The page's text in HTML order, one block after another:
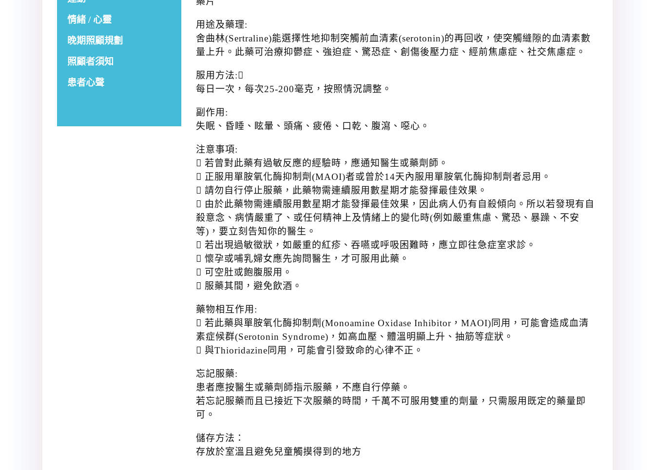
情緒 / 心靈
晚期照顧規劃
照顧者須知
患者心聲
用途及藥理:
舍曲林(Sertraline)能選擇性地抑制突觸前血清素(serotonin)的再回收，使突觸縫隙的血清素數
量上升。此藥可治療抑鬱症、強迫症、驚恐症、創傷後壓力症、經前焦慮症、社交焦慮症。
服用方法:
每日一次，每次25-200毫克，按照情況調整。
副作用:
失眠、昏睡、眩暈、頭痛、疲倦、口乾、腹瀉、噁心。
注意事項:
 若曾對此藥有過敏反應的經驗時，應通知醫生或藥劑師。
 正服用單胺氧化酶抑制劑(MAOI)者或曾於14天內服用單胺氧化酶抑制劑者忌用。
 請勿自行停止服藥，此藥物需連續服用數星期才能發揮最佳效果。
 由於此藥物需連續服用數星期才能發揮最佳效果，因此病人仍有自殺傾向。所以若發現有自
殺意念、病情嚴重了、或任何精神上及情緒上的變化時(例如嚴重焦慮、驚恐、暴躁、不安
等)，要立刻告知你的醫生。
 若出現過敏徵狀，如嚴重的紅疹、吞嚥或呼吸困難時，應立即往急症室求診。
 懷孕或哺乳婦女應先詢問醫生，才可服用此藥。
 可空肚或飽腹服用。
 服藥其間，避免飲酒。
藥物相互作用:
 若此藥與單胺氧化酶抑制劑(Monoamine Oxidase Inhibitor，MAOI)同用，可能會造成血清
素症候群(Serotonin Syndrome)，如高血壓、體溫明顯上升、抽筋等症狀。
 與Thioridazine同用，可能會引發致命的心律不正。
忘記服藥:
患者應按醫生或藥劑師指示服藥，不應自行停藥。
若忘記服藥而且已接近下次服藥的時間，千萬不可服用雙重的劑量，只需服用既定的藥量即
可。
儲存方法：
存放於室溫且避免兒童觸摸得到的地方